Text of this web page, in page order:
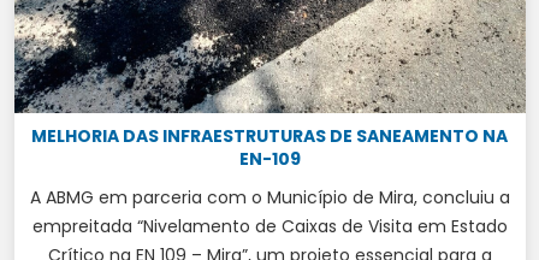
MELHORIA DAS INFRAESTRUTURAS DE SANEAMENTO NA
EN-109
A ABMG em parceria com o Município de Mira, concluiu a
empreitada “Nivelamento de Caixas de Visita em Estado
Crítico na EN 109 – Mira”, um projeto essencial para a